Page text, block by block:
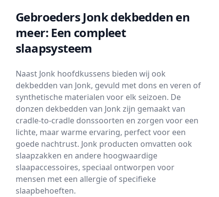
Gebroeders Jonk dekbedden en
meer: Een compleet
slaapsysteem
Naast Jonk hoofdkussens bieden wij ook
dekbedden van Jonk, gevuld met dons en veren of
synthetische materialen voor elk seizoen. De
donzen dekbedden van Jonk zijn gemaakt van
cradle-to-cradle donssoorten en zorgen voor een
lichte, maar warme ervaring, perfect voor een
goede nachtrust. Jonk producten omvatten ook
slaapzakken en andere hoogwaardige
slaapaccessoires, speciaal ontworpen voor
mensen met een allergie of specifieke
slaapbehoeften.